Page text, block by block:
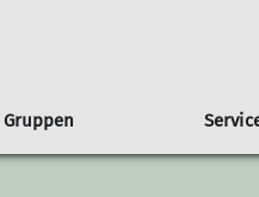
Gruppen